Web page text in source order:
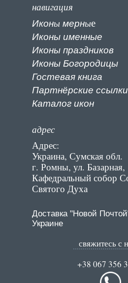
навигация
Иконы мерные
Иконы именные
Иконы праздников
Иконы Богородицы
Гостевая книга
Партнёрские ссылки
Каталог икон
адрес
Адрес:
Украина, Сумская обл.
г. Ромны, ул. Базарная,
Кафедральный собор
Святого Духа
Доставка "Новой
Украине
свяжитесь с
+38 067 356